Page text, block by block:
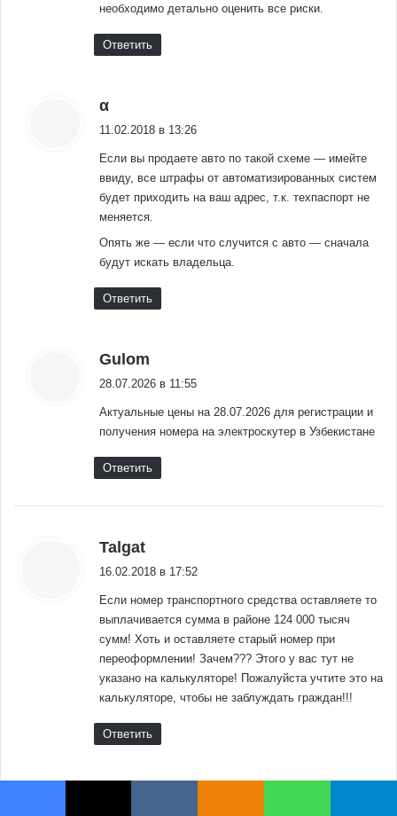
необходимо детально оценить все риски.
Ответить
α
11.02.2018 в 13:26
Если вы продаете авто по такой схеме — имейте
ввиду, все штрафы от автоматизированных систем
будет приходить на ваш адрес, т.к. техпаспорт не
меняется.
Опять же — если что случится с авто — сначала
будут искать владельца.
Ответить
Gulom
28.07.2026 в 11:55
Актуальные цены на 28.07.2026 для регистрации и
получения номера на электроскутер в Узбекистане
Ответить
Talgat
16.02.2018 в 17:52
Если номер транспортного средства оставляете то
выплачивается сумма в районе 124 000 тысяч
сумм! Хоть и оставляете старый номер при
переоформлении! Зачем??? Этого у вас тут не
указано на калькуляторе! Пожалуйста учтите это на
калькуляторе, чтобы не заблуждать граждан!!!
Ответить